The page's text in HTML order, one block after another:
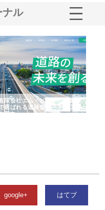
ナル
限会社エム・ビルドが南多摩
選ばれる道路舗装と土木工事
実力
google+ はてブ